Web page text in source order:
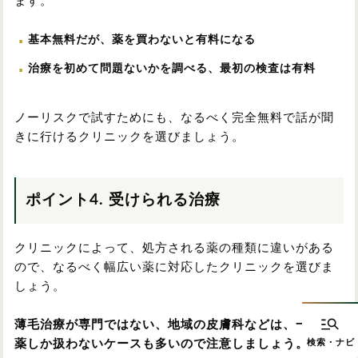
基本無料だが、薬を買わないと有料になる
治療を初めて問題ないかを調べる、最初の検査は有料
ノーリスクで試すためにも、なるべく完全無料で話が聞
きに行けるクリニックを選びましょう。
ポイント4. 受けられる治療
クリニックによって、処方される薬の種類に違いがある
ので、なるべく幅広い薬に対応したクリニックを選びま
しょう。
薄毛治療が専門ではない、地域の皮膚科などは、一部の
薬しか扱わないケースも多いので注意しましょう。